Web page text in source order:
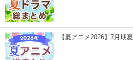
【夏アニメ2026】7月期